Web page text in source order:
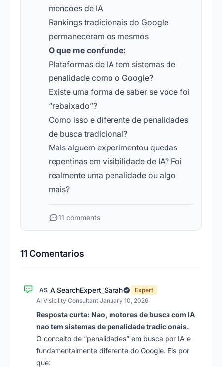
mencoes de IA
Rankings tradicionais do Google
permaneceram os mesmos
O que me confunde:
Plataformas de IA tem sistemas de
penalidade como o Google?
Existe uma forma de saber se voce foi
“rebaixado”?
Como isso e diferente de penalidades
de busca tradicional?
Mais alguem experimentou quedas
repentinas em visibilidade de IA? Foi
realmente uma penalidade ou algo
mais?
11 comments
11 Comentarios
AS AISearchExpert_Sarah
Expert
AI Visibility Consultant·January 10, 2026
Resposta curta: Nao, motores de busca com IA
nao tem sistemas de penalidade tradicionais.
O conceito de “penalidades” em busca por IA e
fundamentalmente diferente do Google. Eis por
que: